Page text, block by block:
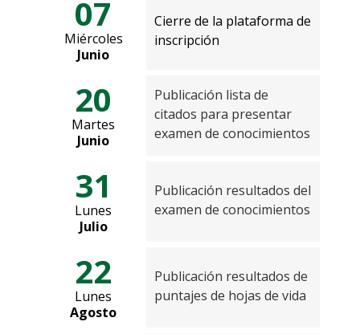
07
Miércoles
Junio
Cierre de la plataforma de
inscripción
20
Martes
Junio
Publicación lista de
citados para presentar
examen de conocimientos
31
Lunes
Julio
Publicación resultados del
examen de conocimientos
22
Lunes
Agosto
Publicación resultados de
puntajes de hojas de vida